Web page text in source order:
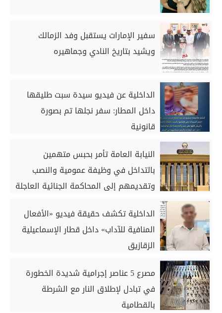
سفير الإمارات يستقبل وفد الزمالك
ويشيد بتاريخ النادي وجماهيره
الداخلية عن فيديو سيدة سبت طليقها
داخل المطار: سفر نجلها تم بصورة
قانونية
النيابة العامة تأمر بحبس متهمين
بالتداخل في وظيفة عمومية والنصب
وتقديمهم إلى المحاكمة الجنائية العاجلة
الداخلية تكشف حقيقة فيديو «الأفعال
المنافية للآداب» داخل قطار الإسماعيلية
الزقازيق
مصرع 5 عناصر إجرامية شديدة الخطورة
في تبادل لإطلاق النار مع الشرطة
بالقطامية